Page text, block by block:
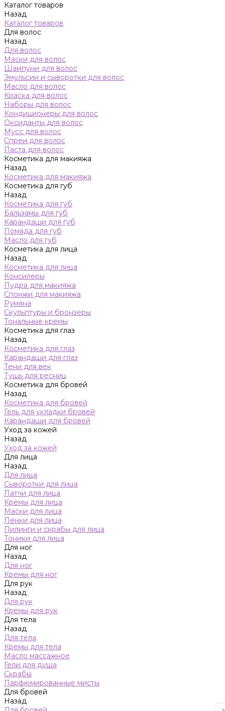
Каталог товаров
Назад
Каталог товаров
Для волос
Назад
Для волос
Маски для волос
Шампуни для волос
Эмульсии и сыворотки для волос
Масло для волос
Краска для волос
Наборы для волос
Кондиционеры для волос
Оксиданты для волос
Мусс для волос
Спреи для волос
Паста для волос
Косметика для макияжа
Назад
Косметика для макияжа
Косметика для губ
Назад
Косметика для губ
Бальзамы для губ
Карандаши для губ
Помада для губ
Масло для губ
Косметика для лица
Назад
Косметика для лица
Консилеры
Пудра для макияжа
Спонжи для макияжа
Румяна
Скульптуры и бронзеры
Тональные кремы
Косметика для глаз
Назад
Косметика для глаз
Карандаши для глаз
Тени для век
Тушь для ресниц
Косметика для бровей
Назад
Косметика для бровей
Гель для укладки бровей
Карандаши для бровей
Уход за кожей
Назад
Уход за кожей
Для лица
Назад
Для лица
Сыворотки для лица
Патчи для лица
Кремы для лица
Маски для лица
Пенки для лица
Пилинги и скрабы для лица
Тоники для лица
Для ног
Назад
Для ног
Кремы для ног
Для рук
Назад
Для рук
Кремы для рук
Для тела
Назад
Для тела
Кремы для тела
Масло массажное
Гели для душа
Скрабы
Парфюмированные мисты
Для бровей
Назад